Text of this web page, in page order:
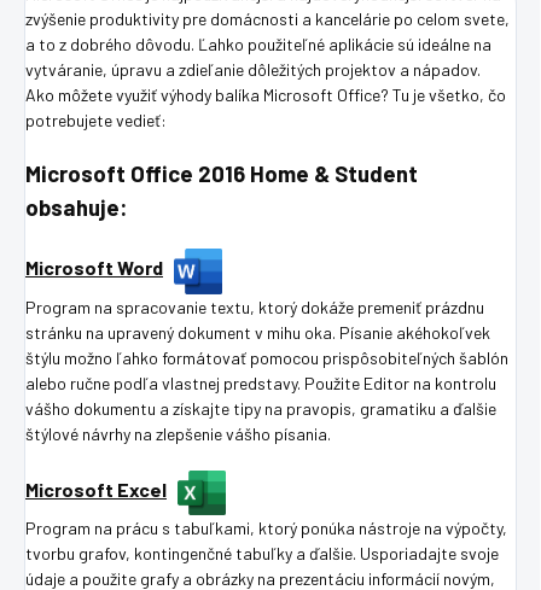
zvýšenie produktivity pre domácnosti a kancelárie po celom svete,
a to z dobrého dôvodu. Ľahko použiteľné aplikácie sú ideálne na
vytváranie, úpravu a zdieľanie dôležitých projektov a nápadov.
Ako môžete využiť výhody balíka Microsoft Office? Tu je všetko, čo
potrebujete vedieť:
Microsoft Office 2016 Home & Student
obsahuje:
Microsoft Word
Program na spracovanie textu, ktorý dokáže premeniť prázdnu
stránku na upravený dokument v mihu oka. Písanie akéhokoľvek
štýlu možno ľahko formátovať pomocou prispôsobiteľných šablón
alebo ručne podľa vlastnej predstavy. Použite Editor na kontrolu
vášho dokumentu a získajte tipy na pravopis, gramatiku a ďalšie
štýlové návrhy na zlepšenie vášho písania.
Microsoft Excel
Program na prácu s tabuľkami, ktorý ponúka nástroje na výpočty,
tvorbu grafov, kontingenčné tabuľky a ďalšie. Usporiadajte svoje
údaje a použite grafy a obrázky na prezentáciu informácií novým,